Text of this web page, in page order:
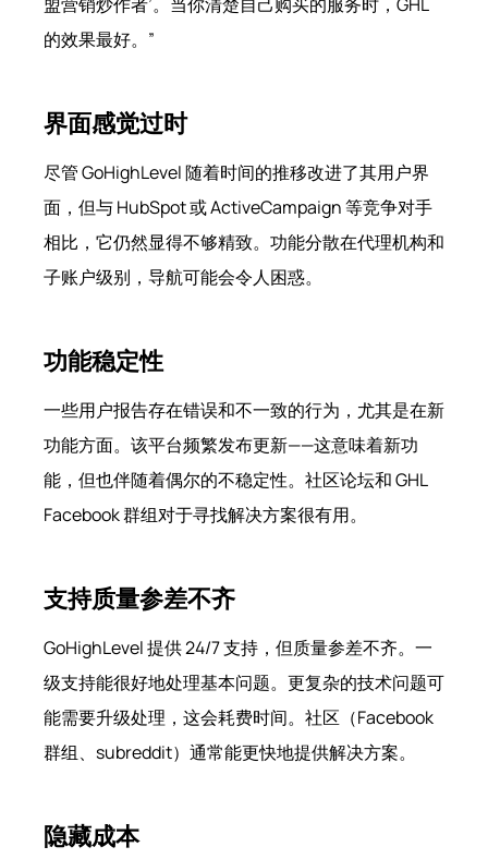
盟营销炒作者’。当你清楚自己购买的服务时，GHL
的效果最好。”
界面感觉过时
尽管 GoHighLevel 随着时间的推移改进了其用户界
面，但与 HubSpot 或 ActiveCampaign 等竞争对手
相比，它仍然显得不够精致。功能分散在代理机构和
子账户级别，导航可能会令人困惑。
功能稳定性
一些用户报告存在错误和不一致的行为，尤其是在新
功能方面。该平台频繁发布更新——这意味着新功
能，但也伴随着偶尔的不稳定性。社区论坛和 GHL
Facebook 群组对于寻找解决方案很有用。
支持质量参差不齐
GoHighLevel 提供 24/7 支持，但质量参差不齐。一
级支持能很好地处理基本问题。更复杂的技术问题可
能需要升级处理，这会耗费时间。社区（Facebook
群组、subreddit）通常能更快地提供解决方案。
隐藏成本